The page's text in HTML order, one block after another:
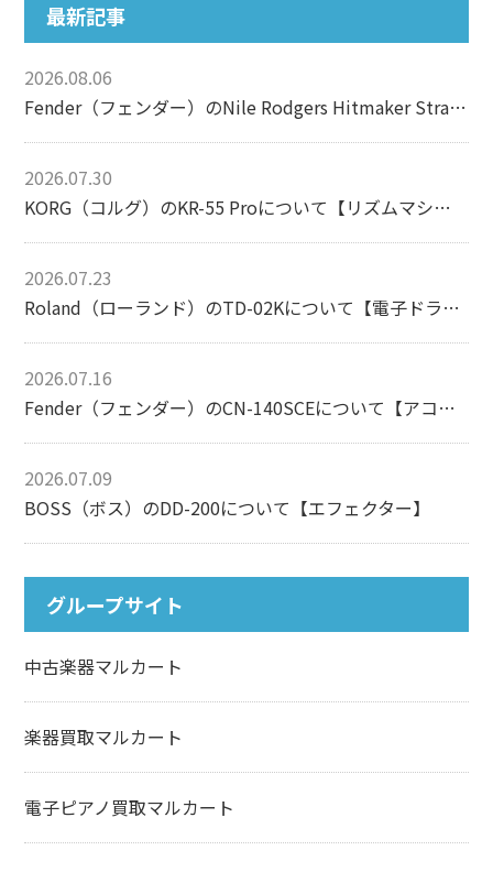
最新記事
2026.08.06
Fender（フェンダー）のNile Rodgers Hitmaker Stratocasterについて【エレキギター】
2026.07.30
KORG（コルグ）のKR-55 Proについて【リズムマシン】
2026.07.23
Roland（ローランド）のTD-02Kについて【電子ドラム】
2026.07.16
Fender（フェンダー）のCN-140SCEについて【アコースティックギター】
2026.07.09
BOSS（ボス）のDD-200について【エフェクター】
グループサイト
中古楽器マルカート
楽器買取マルカート
電子ピアノ買取マルカート